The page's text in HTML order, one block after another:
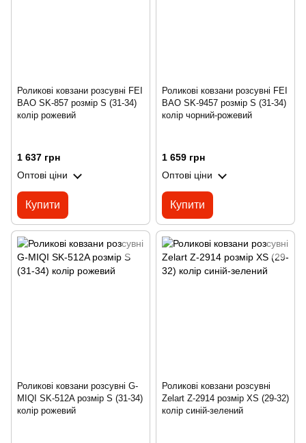
Роликові ковзани розсувні FEI
BAO SK-857 розмір S (31-34)
колір рожевий
1 637 грн
Оптові ціни
Купити
Роликові ковзани розсувні FEI
BAO SK-9457 розмір S (31-34)
колір чорний-рожевий
1 659 грн
Оптові ціни
Купити
Роликові ковзани розсувні G-
MIQI SK-512A розмір S (31-34)
колір рожевий
Роликові ковзани розсувні
Zelart Z-2914 розмір XS (29-32)
колір синій-зелений